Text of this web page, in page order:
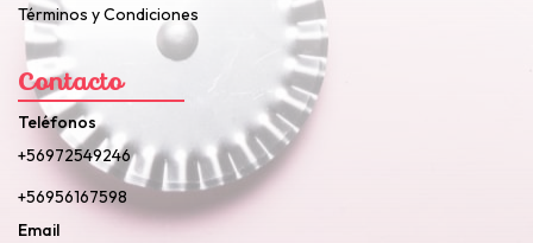
Términos y Condiciones
Contacto
Teléfonos
+56972549246
+56956167598
Email